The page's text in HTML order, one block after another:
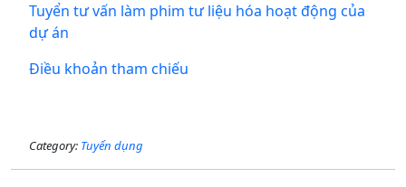
Tuyển tư vấn làm phim tư liệu hóa hoạt động của
dự án
Điều khoản tham chiếu
Category: Tuyển dụng